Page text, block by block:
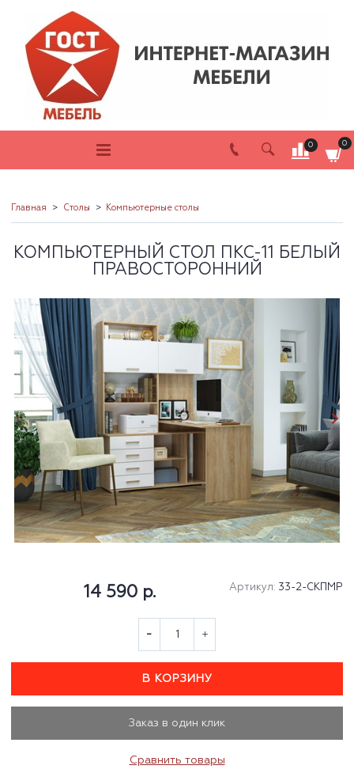
0 0
Главная Столы Компьютерные столы
КОМПЬЮТЕРНЫЙ СТОЛ ПКС-11 БЕЛЫЙ
ПРАВОСТОРОННИЙ
Артикул: 33-2-СКПМР
14 590 р.
В КОРЗИНУ
Заказ в один клик
Сравнить товары